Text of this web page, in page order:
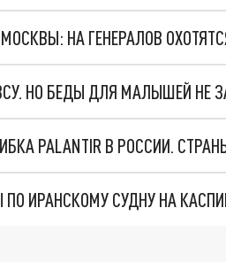
НА ГЕНЕРАЛОВ
НО БЕДЫ ДЛЯ МАЛЫШЕЙ НЕ
ИРАНСКОМУ СУДНУ НА